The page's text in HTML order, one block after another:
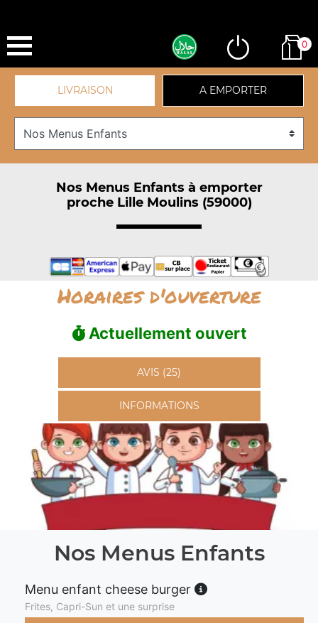
0
LIVRAISON A EMPORTER
Nos Menus Enfants à emporter
proche Lille Moulins (59000)
Horaires d'ouverture
Actuellement ouvert
AVIS (25)
INFORMATIONS
Nos Menus Enfants
Menu enfant cheese burger
Frites, Capri-Sun et une surprise